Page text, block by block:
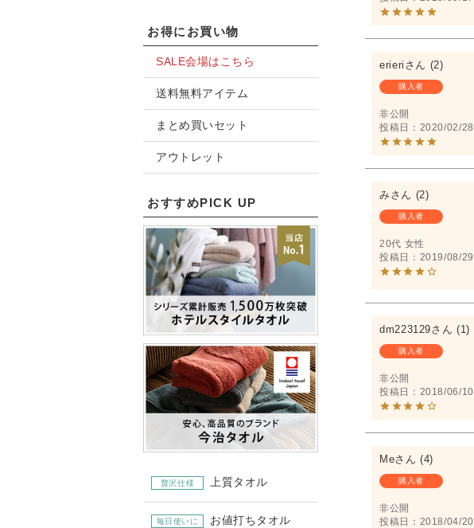
お得にお買い物
SALE会場はこちら
送料無料アイテム
まとめ買いセット
アウトレット
おすすめPICK UP
贅沢仕様 上質タオル
毎日使いに お値打ちタオル
erieri 2
購入者
非公開
投稿日
2020/02/28
み 2
購入者
20代 女性
投稿日
2019/08/29
dm223129 1
購入者
非公開
投稿日
2018/06/10
Me 4
購入者
非公開
投稿日
2018/04/20